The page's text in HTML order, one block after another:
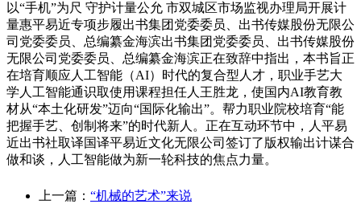
以“手机”为尺 守护计量公允 市双城区市场监视办理局开展计
量惠平易近专项步履出书集团党委委员、出书传媒股份无限公
司党委委员、总编纂金海滨出书集团党委委员、出书传媒股份
无限公司党委委员、总编纂金海滨正在致辞中指出，本书旨正
在培育顺应人工智能（AI）时代的复合型人才，职业手艺大
学人工智能通识取使用课程担任人王胜龙，使国内AI教育教
材从“本土化研发”迈向“国际化输出”。帮力职业院校培育“能
把握手艺、创制将来”的时代新人。正在互动环节中，人平易
近出书社取译国译平易近文化无限公司签订了版权输出计谋合
做和谈，人工智能做为新一轮科技的焦点力量。
上一篇： “机械的艺术”来说